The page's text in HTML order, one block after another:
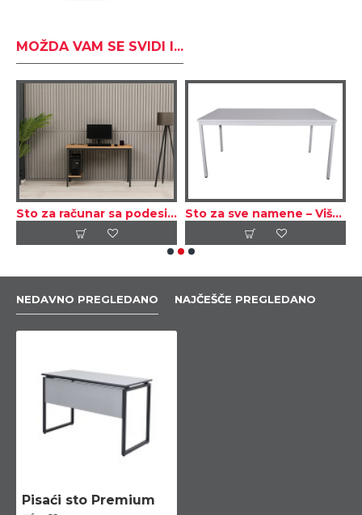
MOŽDA VAM SE SVIDI I...
Sto za računar sa podesivom policom leva/desna strana Sto za sve namene – Više dimenzija / Siva
NEDAVNO PREGLEDANO NAJČEŠČE PREGLEDANO
Pisaći sto Premium